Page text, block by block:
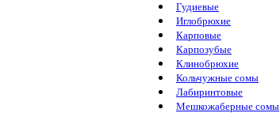
Гудиевые
Иглобрюхие
Карповые
Карпозубые
Клинобрюхие
Кольчужные сомы
Лабиринтовые
Мешкожаберные сомы